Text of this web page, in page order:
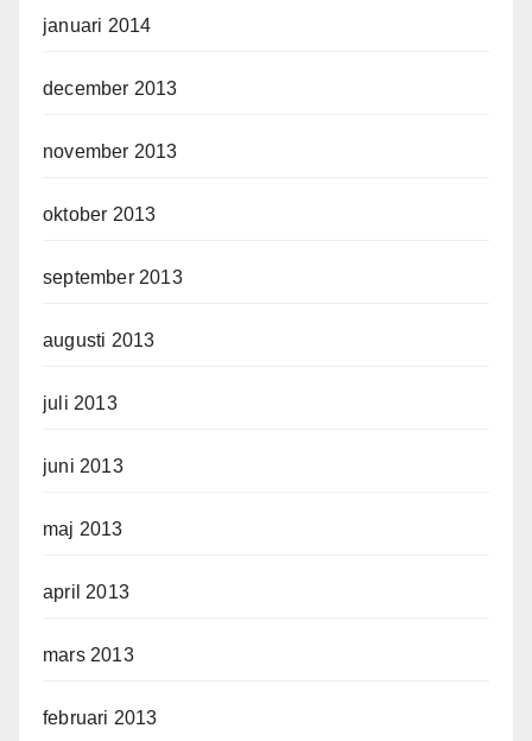
januari 2014
december 2013
november 2013
oktober 2013
september 2013
augusti 2013
juli 2013
juni 2013
maj 2013
april 2013
mars 2013
februari 2013